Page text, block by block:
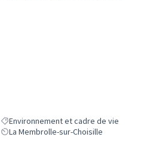
Environnement et cadre de vie
La Membrolle-sur-Choisille